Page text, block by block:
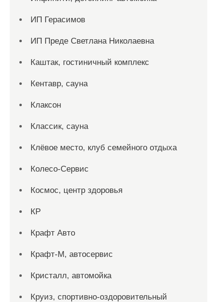
ИП Герасимов
ИП Преде Светлана Николаевна
Каштак, гостиничный комплекс
Кентавр, сауна
Клаксон
Классик, сауна
Клёвое место, клуб семейного отдыха
Колесо-Сервис
Космос, центр здоровья
КР
Крафт Авто
Крафт-М, автосервис
Кристалл, автомойка
Круиз, спортивно-оздоровительный